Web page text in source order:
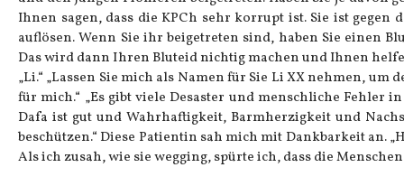
Ihnen sagen, dass die KPCh sehr korrupt ist. Sie ist
auflösen. Wenn Sie ihr beigetreten sind, haben Sie einen
Das wird dann Ihren Bluteid nichtig machen und Ihnen
„Li.“ „Lassen Sie mich als Namen für Sie Li XX nehmen, um
für mich.“ „Es gibt viele Desaster und menschliche Fehler
Dafa ist gut und Wahrhaftigkeit, Barmherzigkeit und
beschützen.“ Diese Patientin sah mich mit Dankbarkeit an.
Als ich zusah, wie sie wegging, spürte ich, dass die